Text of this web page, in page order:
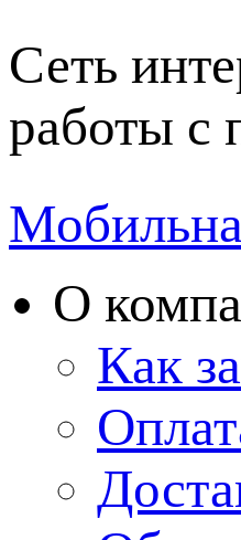
Сеть
работы с
О
Как